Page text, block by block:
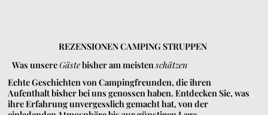
REZENSIONEN CAMPING STRUPPEN
Was unsereGästebisher am meistenschätzen
Echte Geschichten von Campingfreunden, die ihren
Aufenthalt bisher bei uns genossen haben. Entdecken Sie, was
ihre Erfahrung unvergesslich gemacht hat, von der